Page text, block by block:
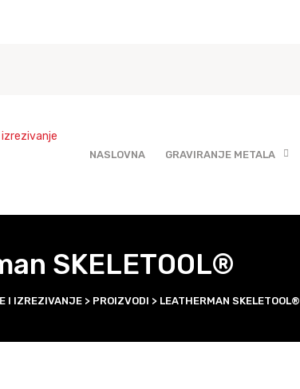
NASLOVNA GRAVIRANJE METALA
SKELETOOL®
I IZREZIVANJE > PROIZVODI > LEATHERMAN SKELETOOL®